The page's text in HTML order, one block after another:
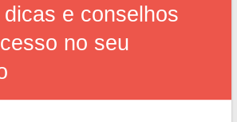
e conselhos
no seu